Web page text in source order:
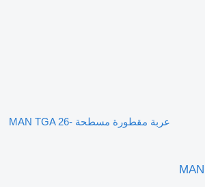
عربة مقطورة مسطحة MAN TGA 26-